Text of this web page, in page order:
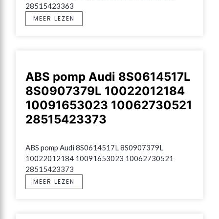
28515423363
MEER LEZEN
ABS pomp Audi 8S0614517L
8S0907379L 10022012184
10091653023 10062730521
28515423373
ABS pomp Audi 8S0614517L 8S0907379L
10022012184 10091653023 10062730521
28515423373
MEER LEZEN